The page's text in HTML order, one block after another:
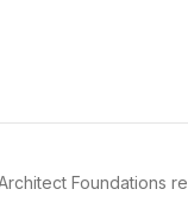
Foundations